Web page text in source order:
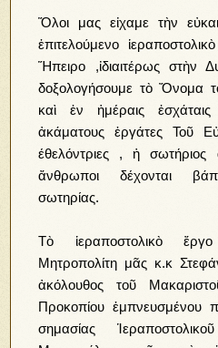
Ὅλοι μας εἰχαμε τὴν
ἐπιτελούμενο
Ἥπειρο ,ἰδιαιτέρως στὴν
δοξολογήσουμε τὸ Ὄνομα
καὶ ἐν ἡμέραις
ἀκάματους ἐργάτες Τοῦ
έθελόντριες , ἡ σωτήριος
ἄνθρωποι δέχονται
σωτηρίας.
Τὸ ἱεραποστολικὸ
Μητροπολίτη μᾶς κ.κ
ἀκόλουθος τοῦ
Προκοπίου ἐμπνευσμένου
σημασίας